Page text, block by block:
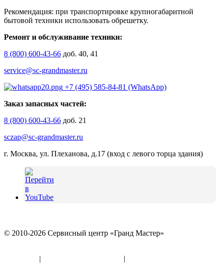
Рекомендация: при транспортировке крупногабаритной
бытовой техники использовать обрешетку.
Ремонт и обслуживание техники:
8 (800) 600-43-66 доб. 40, 41
service@sc-grandmaster.ru
+7 (495) 585-84-81 (WhatsApp)
Заказ запасных частей:
8 (800) 600-43-66 доб. 21
sczap@sc-grandmaster.ru
г. Москва, ул. Плеханова, д.17 (вход с левого торца здания)
© 2010-2026 Сервисный центр «Гранд Мастер»
| |